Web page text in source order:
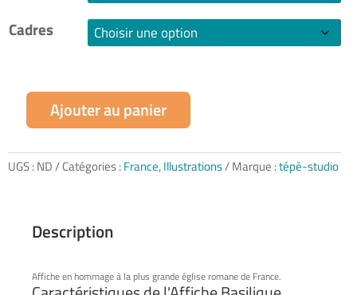
Cadres
quantité
Basilique
Saint-
Ajouter au panier
UGS :ND Catégories :France,Illustrations Marque :tépè-studio
Description
Affiche en hommage à la plus grande église romane de France.